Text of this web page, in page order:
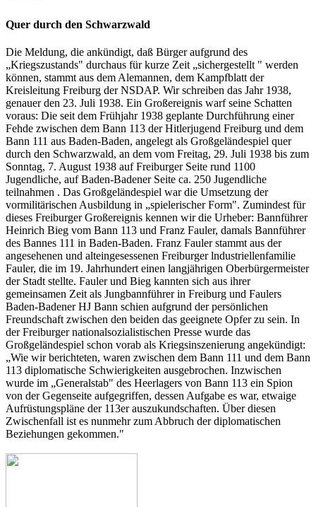
Quer durch den Schwarzwald
Die Meldung, die ankündigt, daß Bürger aufgrund des
„Kriegszustands" durchaus für kurze Zeit „sichergestellt " werden
können, stammt aus dem Alemannen, dem Kampfblatt der
Kreisleitung Freiburg der NSDAP. Wir schreiben das Jahr 1938,
genauer den 23. Juli 1938. Ein Großereignis warf seine Schatten
voraus: Die seit dem Frühjahr 1938 geplante Durchführung einer
Fehde zwischen dem Bann 113 der Hitlerjugend Freiburg und dem
Bann 111 aus Baden-Baden, angelegt als Großgeländespiel quer
durch den Schwarzwald, an dem vom Freitag, 29. Juli 1938 bis zum
Sonntag, 7. August 1938 auf Freiburger Seite rund 1100
Jugendliche, auf Baden-Badener Seite ca. 250 Jugendliche
teilnahmen . Das Großgeländespiel war die Umsetzung der
vormilitärischen Ausbildung in „spielerischer Form". Zumindest für
dieses Freiburger Großereignis kennen wir die Urheber: Bannführer
Heinrich Bieg vom Bann 113 und Franz Fauler, damals Bannführer
des Bannes 111 in Baden-Baden. Franz Fauler stammt aus der
angesehenen und alteingesessenen Freiburger lndustriellenfamilie
Fauler, die im 19. Jahrhundert einen langjährigen Oberbürgermeister
der Stadt stellte. Fauler und Bieg kannten sich aus ihrer
gemeinsamen Zeit als Jungbannführer in Freiburg und Faulers
Baden-Badener HJ­ Bann schien aufgrund der persönlichen
Freundschaft zwischen den beiden das geeignete Opfer zu sein. In
der Freiburger nationalsozialistischen Presse wurde das
Großgeländespiel schon vorab als Kriegsinszenierung angekündigt:
„Wie wir berichteten, waren zwischen dem Bann 111 und dem Bann
113 diplomatische Schwierigkeiten ausgebrochen. Inzwischen
wurde im „Generalstab" des Heerlagers von Bann 113 ein Spion
von der Gegenseite aufgegriffen, dessen Aufgabe es war, etwaige
Aufrüstungspläne der 113er auszukundschaften. Über diesen
Zwischenfall ist es nunmehr zum Abbruch der diplomatischen
Beziehungen gekommen."